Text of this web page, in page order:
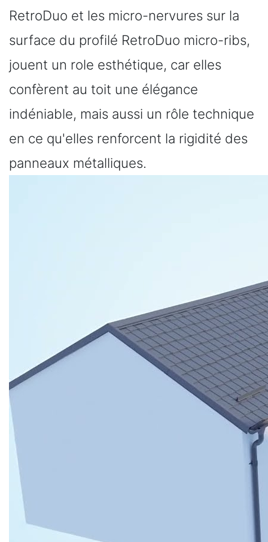
RetroDuo et les micro-nervures sur la
surface du profilé RetroDuo micro-ribs,
jouent un role esthétique, car elles
confèrent au toit une élégance
indéniable, mais aussi un rôle technique
en ce qu'elles renforcent la rigidité des
panneaux métalliques.